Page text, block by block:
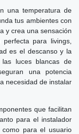
una temperatura de
tus ambientes con
y crea una sensación
para livings,
es el descanso y la
luces blancas de
una potencia
necesidad de instalar
que facilitan
para el instalador
para el usuario